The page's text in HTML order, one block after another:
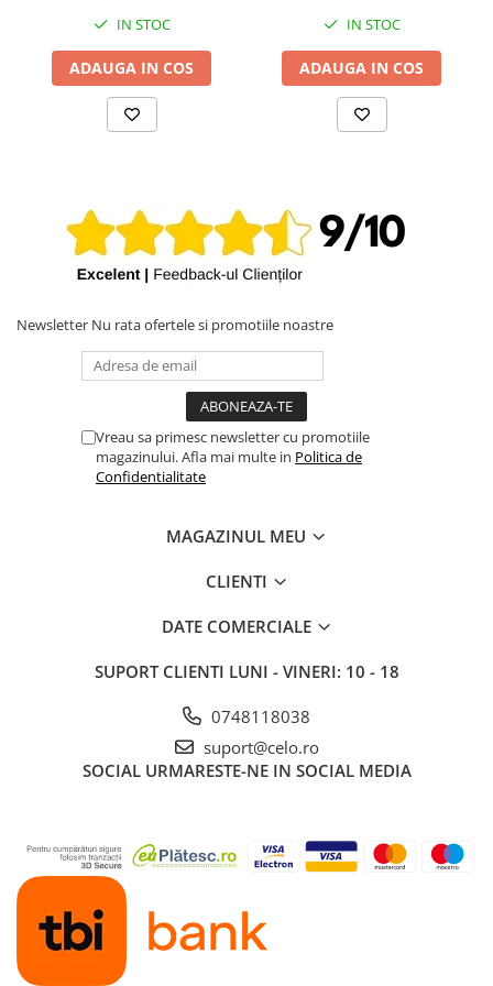
iPhone 13 Pro Max
iPhone 13 Pro
iPhone 13
iPhone 13 mini
iPhone 12
iPhone 12 mini
iPhone 11 Pro
iPhone XS
iPhone SE 2020 2nd
iPhone 6 Plus
Top Piese iPhone
Baterie iPhone
Display iPhone
Housing iPhone
iPhone 6s
IN STOC
ADAUGA IN COS
IN STOC
ADAUGA IN COS
Newsletter Nu rata ofertele si promotiile noastre
Vreau sa primesc newsletter cu promotiile
magazinului. Afla mai multe in Politica de
Confidentialitate
MAGAZINUL MEU
CLIENTI
DATE COMERCIALE
SUPORT CLIENTI LUNI - VINERI: 10 - 18
0748118038
suport@celo.ro
SOCIAL URMARESTE-NE IN SOCIAL MEDIA